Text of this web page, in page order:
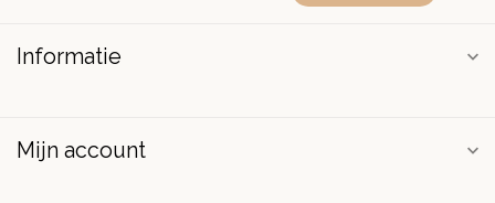
Informatie
Mijn account